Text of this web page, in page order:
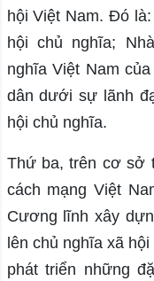
hội Việt Nam. Đó
hội chủ nghĩa;
nghĩa Việt Nam
dân dưới sự lãnh
hội chủ nghĩa.
Thứ ba, trên cơ sở
cách mạng Việt
Cương lĩnh xây
lên chủ nghĩa xã
phát triển những